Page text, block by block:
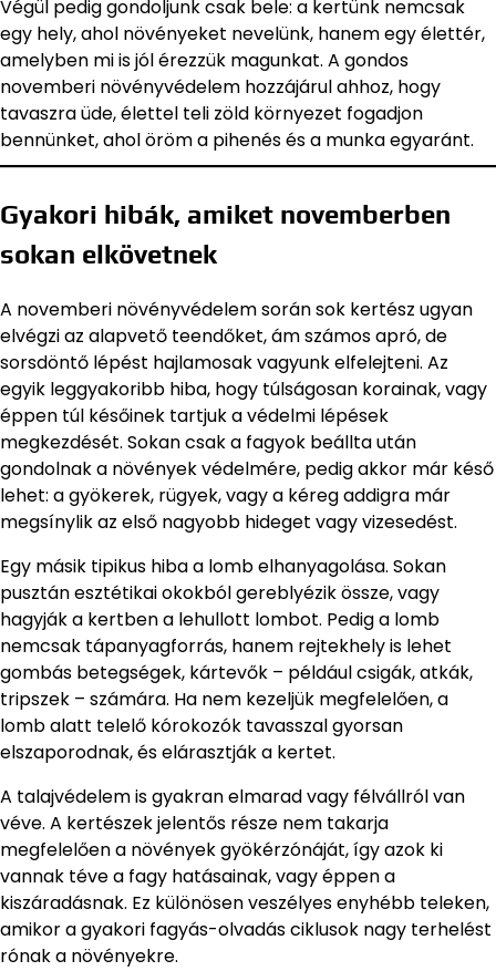
Végül pedig gondoljunk csak bele: a kertünk nemcsak
egy hely, ahol növényeket nevelünk, hanem egy élettér,
amelyben mi is jól érezzük magunkat. A gondos
novemberi növényvédelem hozzájárul ahhoz, hogy
tavaszra üde, élettel teli zöld környezet fogadjon
bennünket, ahol öröm a pihenés és a munka egyaránt.
Gyakori hibák, amiket novemberben
sokan elkövetnek
A novemberi növényvédelem során sok kertész ugyan
elvégzi az alapvető teendőket, ám számos apró, de
sorsdöntő lépést hajlamosak vagyunk elfelejteni. Az
egyik leggyakoribb hiba, hogy túlságosan korainak, vagy
éppen túl későinek tartjuk a védelmi lépések
megkezdését. Sokan csak a fagyok beállta után
gondolnak a növények védelmére, pedig akkor már késő
lehet: a gyökerek, rügyek, vagy a kéreg addigra már
megsínylik az első nagyobb hideget vagy vizesedést.
Egy másik tipikus hiba a lomb elhanyagolása. Sokan
pusztán esztétikai okokból gereblyézik össze, vagy
hagyják a kertben a lehullott lombot. Pedig a lomb
nemcsak tápanyagforrás, hanem rejtekhely is lehet
gombás betegségek, kártevők – például csigák, atkák,
tripszek – számára. Ha nem kezeljük megfelelően, a
lomb alatt telelő kórokozók tavasszal gyorsan
elszaporodnak, és elárasztják a kertet.
A talajvédelem is gyakran elmarad vagy félvállról van
véve. A kertészek jelentős része nem takarja
megfelelően a növények gyökérzónáját, így azok ki
vannak téve a fagy hatásainak, vagy éppen a
kiszáradásnak. Ez különösen veszélyes enyhébb teleken,
amikor a gyakori fagyás-olvadás ciklusok nagy terhelést
rónak a növényekre.